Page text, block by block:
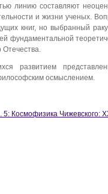
линию составляют
и жизни ученых.
книг, но выбранный
фундаментальной
развитием
осмыслением.
Космофизика Чижевского: